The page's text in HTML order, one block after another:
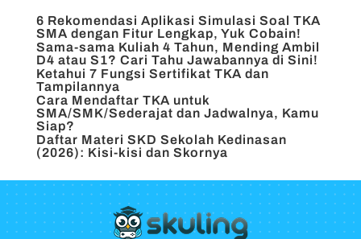
6 Rekomendasi Aplikasi Simulasi Soal TKA
SMA dengan Fitur Lengkap, Yuk Cobain!
Sama-sama Kuliah 4 Tahun, Mending Ambil
D4 atau S1? Cari Tahu Jawabannya di Sini!
Ketahui 7 Fungsi Sertifikat TKA dan
Tampilannya
Cara Mendaftar TKA untuk
SMA/SMK/Sederajat dan Jadwalnya, Kamu
Siap?
Daftar Materi SKD Sekolah Kedinasan
(2026): Kisi-kisi dan Skornya